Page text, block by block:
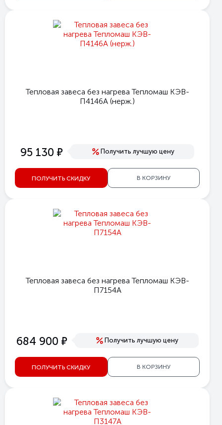
Тепловая завеса без нагрева Тепломаш КЭВ-
П4146A (нерж.)
95 130 е Получить лучшую цену
ПОЛУЧИТЬ СКИДКУ В КОРЗИНУ
Тепловая завеса без нагрева Тепломаш КЭВ-
П7154A
684 900 е Получить лучшую цену
ПОЛУЧИТЬ СКИДКУ В КОРЗИНУ